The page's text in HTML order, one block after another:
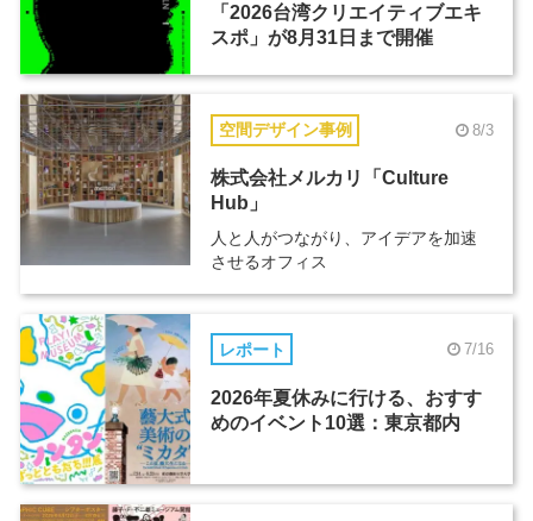
「2026台湾クリエイティブエキ
スポ」が8月31日まで開催
空間デザイン事例 8/3
株式会社メルカリ「Culture
Hub」
人と人がつながり、アイデアを加速
させるオフィス
レポート 7/16
2026年夏休みに行ける、おすす
めのイベント10選：東京都内